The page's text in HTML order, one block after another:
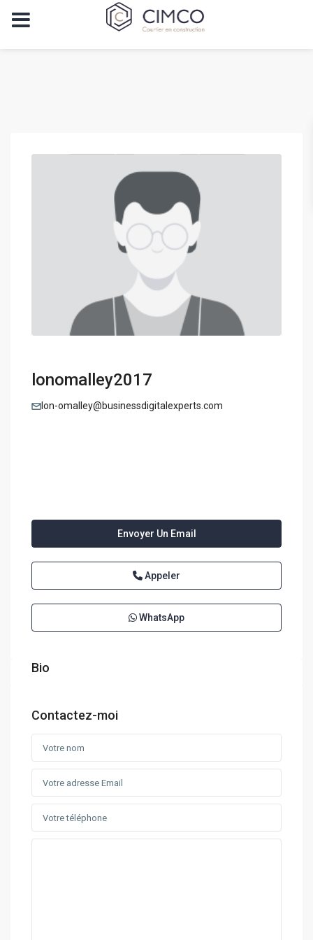
lonomalley2017
lon-omalley@businessdigitalexperts.com
Envoyer Un Email
Appeler
WhatsApp
Bio
Contactez-moi